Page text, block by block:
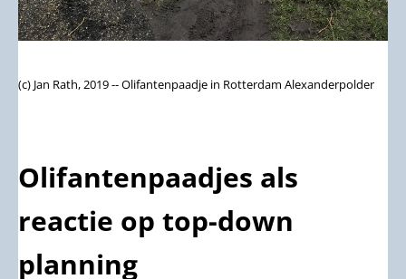
(c) Jan Rath, 2019 -- Olifantenpaadje in Rotterdam Alexanderpolder
Olifantenpaadjes als
reactie op top-down
planning